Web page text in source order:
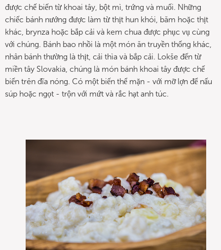
được chế biến từ khoai tây, bột mì, trứng và muối. Những
chiếc bánh nướng được làm từ thịt hun khói, băm hoặc thịt
khác, brynza hoặc bắp cải và kem chua được phục vụ cùng
với chúng. Bánh bao nhồi là một món ăn truyền thống khác,
nhân bánh thường là thịt, cải thìa và bắp cải. Lokše đến từ
miền tây Slovakia, chúng là món bánh khoai tây được chế
biến trên đĩa nóng. Có một biến thể mặn - với mỡ lợn để nấu
súp hoặc ngọt - trộn với mứt và rắc hạt anh túc.